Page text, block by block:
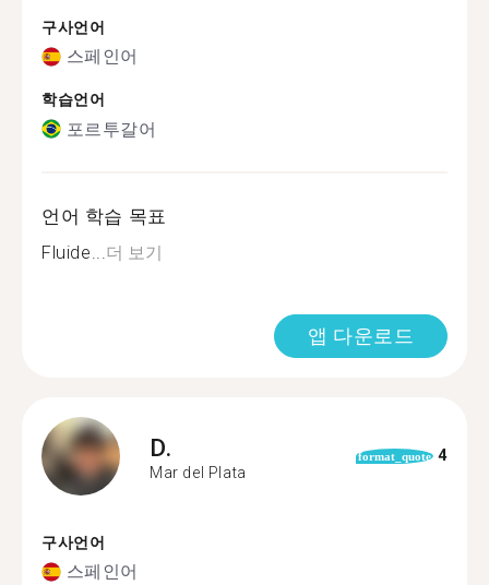
구사언어
스페인어
학습언어
포르투갈어
언어 학습 목표
Fluide... 더 보기
앱 다운로드
D.
Mar del Plata
format_quote 4
구사언어
스페인어